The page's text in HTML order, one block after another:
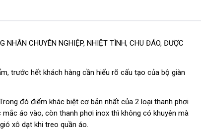
CHUYÊN NGHIỆP, NHIỆT TÌNH, CHU ĐÁO, ĐƯỢC
trước hết khách hàng cần hiểu rõ cấu tạo của bộ giàn
đó điểm khác biệt cơ bản nhất của 2 loại thanh phơi
áo vào, còn thanh phơi inox thì không có khuyên mà
xô dạt khi treo quần áo.